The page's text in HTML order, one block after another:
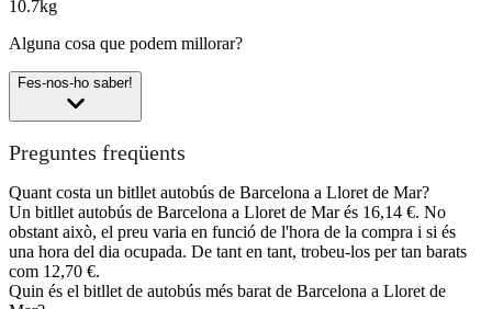
10.7kg
Alguna cosa que podem millorar?
Fes-nos-ho saber!
Preguntes freqüents
Quant costa un bitllet autobús de Barcelona a Lloret de Mar?
Un bitllet autobús de Barcelona a Lloret de Mar és 16,14 €. No
obstant això, el preu varia en funció de l'hora de la compra i si és
una hora del dia ocupada. De tant en tant, trobeu-los per tan barats
com 12,70 €.
Quin és el bitllet de autobús més barat de Barcelona a Lloret de